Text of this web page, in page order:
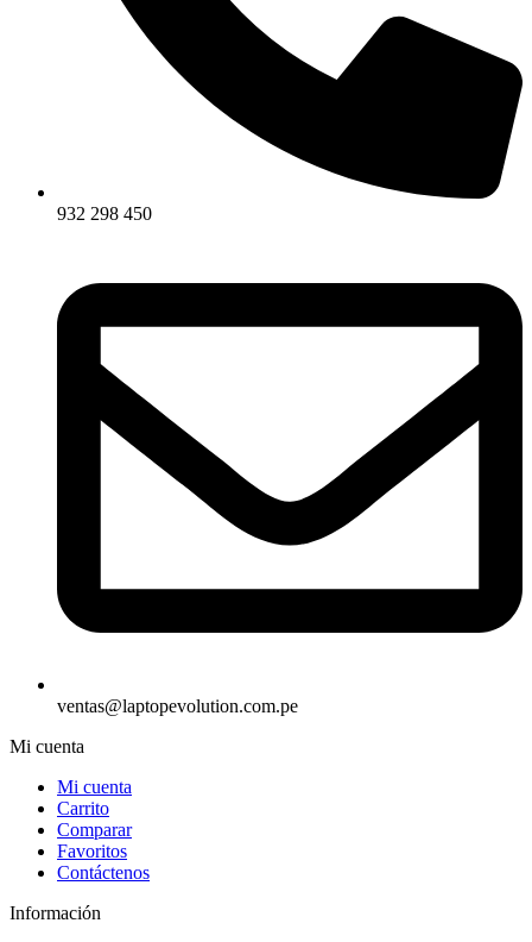
932 298 450
ventas@laptopevolution.com.pe
Mi cuenta
Mi cuenta
Carrito
Comparar
Favoritos
Contáctenos
Información